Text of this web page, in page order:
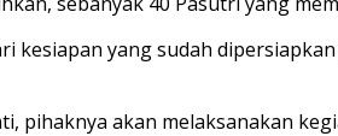
kesiapan yang sudah
pihaknya akan melaksanakan